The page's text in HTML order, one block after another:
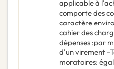
applicable à
comporte des
caractère
cahier des
dépenses :par
d'un virement -
moratoires: